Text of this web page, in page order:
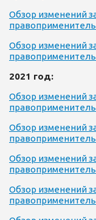
Обзор изменений
Обзор изменений
2021 год:
Обзор изменений
Обзор изменений
Обзор изменений
Обзор изменений